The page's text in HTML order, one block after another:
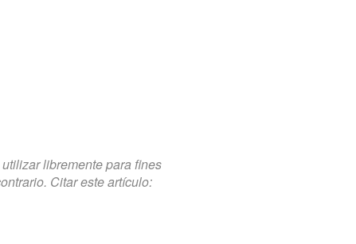
libremente para fines
Citar este artículo: